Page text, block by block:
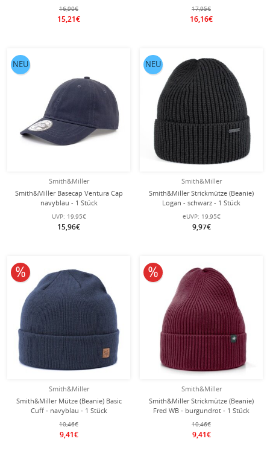
16,90€
15,21€
17,95€
16,16€
Smith&Miller
Smith&Miller Basecap Ventura Cap
navyblau - 1 Stück
UVP: 19,95€
15,96€
NEU
Smith&Miller
Smith&Miller Strickmütze (Beanie)
Logan - schwarz - 1 Stück
eUVP: 19,95€
9,97€
NEU
Smith&Miller
Smith&Miller Mütze (Beanie) Basic
Cuff - navyblau - 1 Stück
10,46€
9,41€
10% reduziert
Smith&Miller
Smith&Miller Strickmütze (Beanie)
Fred WB - burgundrot - 1 Stück
10,46€
9,41€
10% reduziert